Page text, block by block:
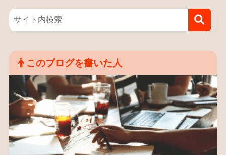
このブログを書いた人